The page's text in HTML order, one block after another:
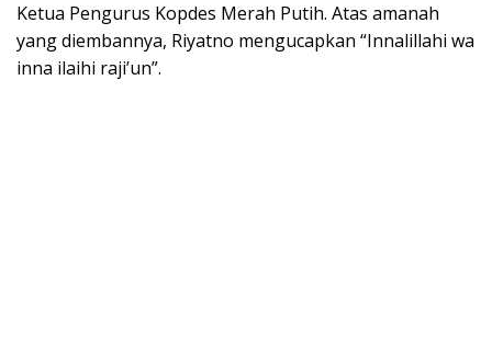
Ketua Pengurus Kopdes Merah Putih. Atas amanah
yang diembannya, Riyatno mengucapkan “Innalillahi wa
inna ilaihi raji’un”.